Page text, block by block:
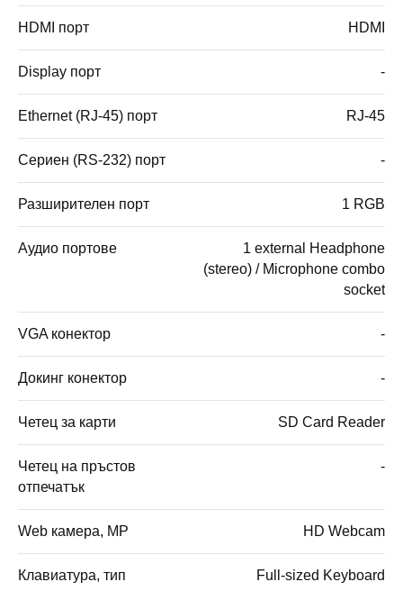
HDMI порт HDMI
Display порт -
Ethernet (RJ-45) порт RJ-45
Сериен (RS-232) порт -
Разширителен порт 1 RGB
Аудио портове
1 external Headphone
(stereo) / Microphone combo
socket
VGA конектор -
Докинг конектор -
Четец за карти SD Card Reader
Четец на пръстов
отпечатък
-
Web камера, MP HD Webcam
Клавиатура, тип Full-sized Keyboard